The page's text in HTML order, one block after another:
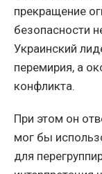
прекращение
безопасности
Украинский
перемирия, а
конфликта.
При этом он
мог бы
для